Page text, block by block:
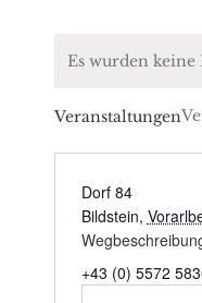
Es wurden keine
Veranstaltungen
Dorf 84
Bildstein,
+43 (0) 5572